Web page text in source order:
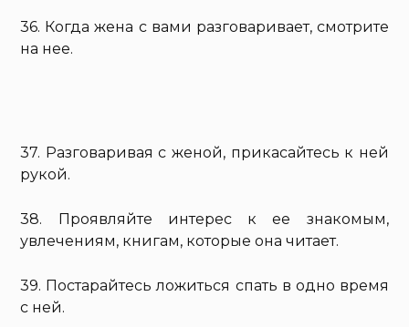
36. Когда жена с вами разговаривает, смотрите
на нее.
37. Разговаривая с женой, прикасайтесь к ней
рукой.
38. Проявляйте интерес к ее знакомым,
увлечениям, книгам, которые она читает.
39. Постарайтесь ложиться спать в одно время
с ней.